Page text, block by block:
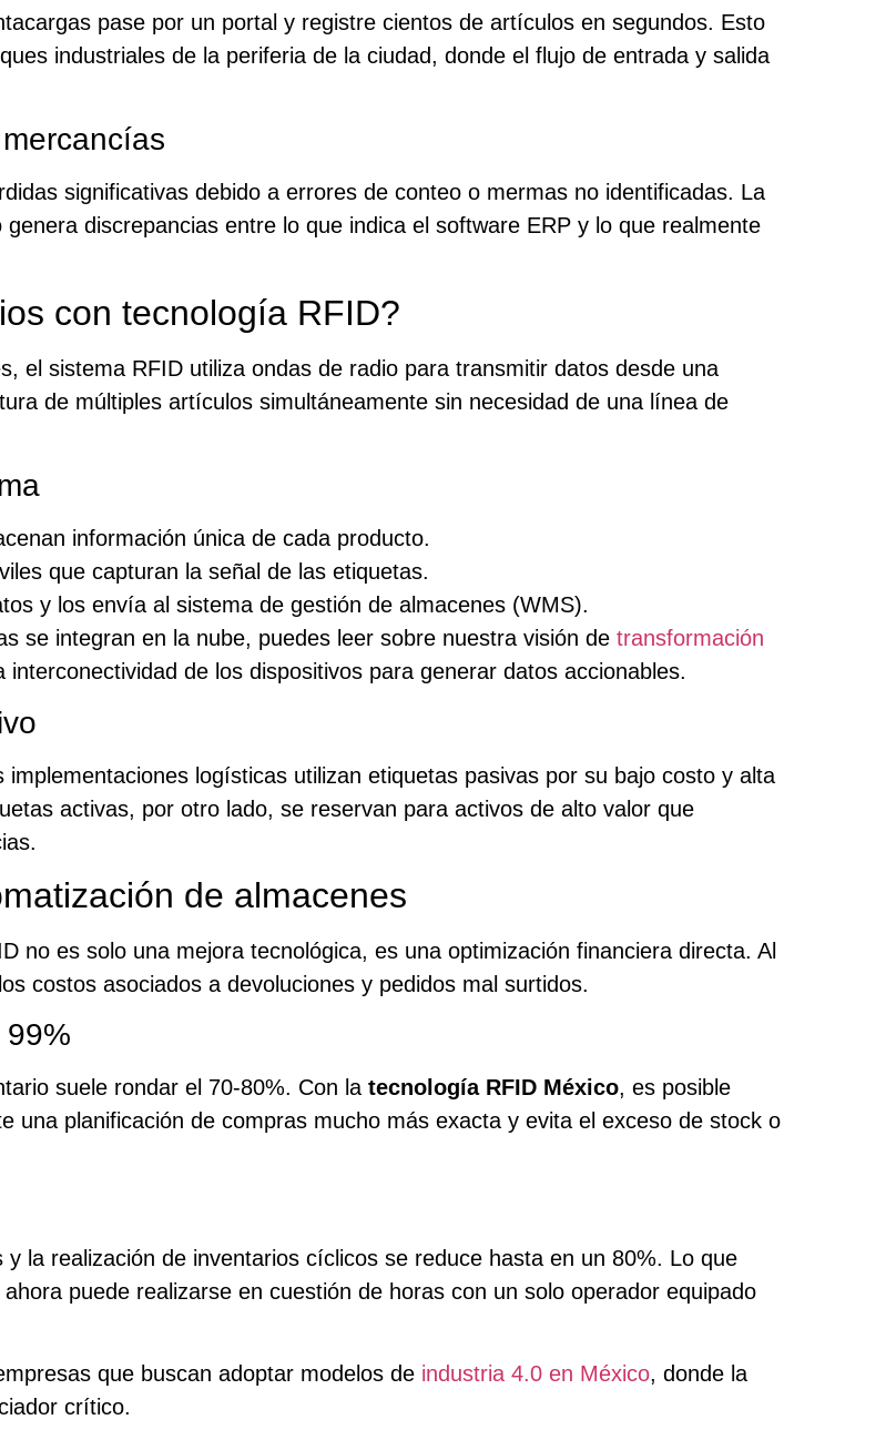
pase por un portal y registre cientos de artículos en segundos. Esto
industriales de la periferia de la ciudad, donde el flujo de entrada y salida
significativas debido a errores de conteo o mermas no identificadas. La
genera discrepancias entre lo que indica el software ERP y lo que realmente
con tecnología RFID?
el sistema RFID utiliza ondas de radio para transmitir datos desde una
de múltiples artículos simultáneamente sin necesidad de una línea de
información única de cada producto.
que capturan la señal de las etiquetas.
y los envía al sistema de gestión de almacenes (WMS).
se integran en la nube, puedes leer sobre nuestra visión de transformación
de los dispositivos para generar datos accionables.
implementaciones logísticas utilizan etiquetas pasivas por su bajo costo y alta
activas, por otro lado, se reservan para activos de alto valor que
de almacenes
no es solo una mejora tecnológica, es una optimización financiera directa. Al
costos asociados a devoluciones y pedidos mal surtidos.
suele rondar el 70-80%. Con la tecnología RFID México, es posible
una planificación de compras mucho más exacta y evita el exceso de stock o
la realización de inventarios cíclicos se reduce hasta en un 80%. Lo que
puede realizarse en cuestión de horas con un solo operador equipado
que buscan adoptar modelos de industria 4.0 en México, donde la
crítico.